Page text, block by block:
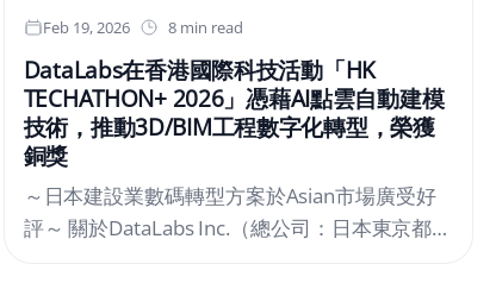
Feb 19, 2026 8 min read
DataLabs在香港國際科技活動「HK
TECHATHON+ 2026」憑藉AI點雲自動建模
技術，推動3D/BIM工程數字化轉型，榮獲
銅獎
～日本建設業數碼轉型方案於Asian市場廣受好
評～ 關於DataLabs Inc.（總公司：日本東京都中